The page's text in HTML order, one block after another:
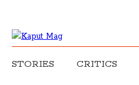
STORIES CRITICS